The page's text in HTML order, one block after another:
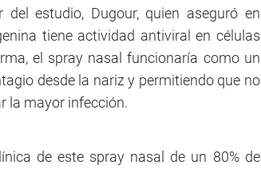
estudio, Dugour, quien aseguró en
tiene actividad antiviral en células
el spray nasal funcionaría como un
desde la nariz y permitiendo que no
la mayor infección.
de este spray nasal de un 80% de